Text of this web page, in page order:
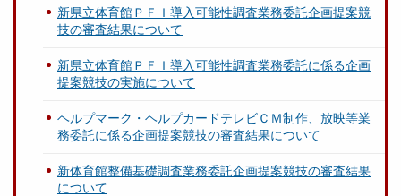
新県立体育館ＰＦＩ導入可能性調査業務委託企画提案競
技の審査結果について
新県立体育館ＰＦＩ導入可能性調査業務委託に係る企画
提案競技の実施について
ヘルプマーク・ヘルプカードテレビＣＭ制作、放映等業
務委託に係る企画提案競技の審査結果について
新体育館整備基礎調査業務委託企画提案競技の審査結果
について